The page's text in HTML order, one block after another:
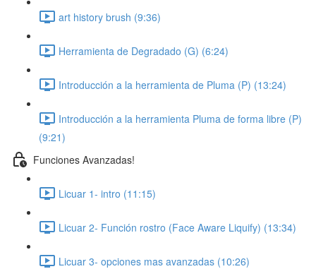
art history brush (9:36)
Herramienta de Degradado (G) (6:24)
Introducción a la herramienta de Pluma (P) (13:24)
Introducción a la herramienta Pluma de forma libre (P)
(9:21)
Funciones Avanzadas!
Licuar 1- intro (11:15)
Licuar 2- Función rostro (Face Aware Liquify) (13:34)
Licuar 3- opciones mas avanzadas (10:26)